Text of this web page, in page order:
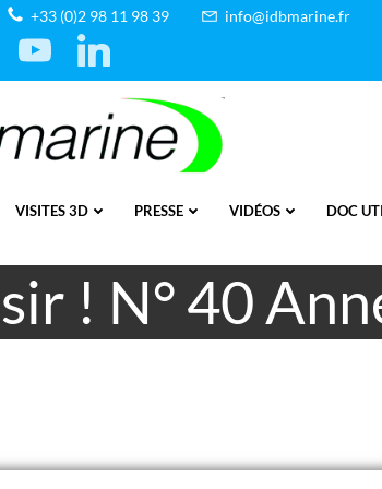
+33 (0)2 98 11 98 39 info@idbmarine.fr
VISITES 3D PRESSE VIDÉOS DOC
! N° 40